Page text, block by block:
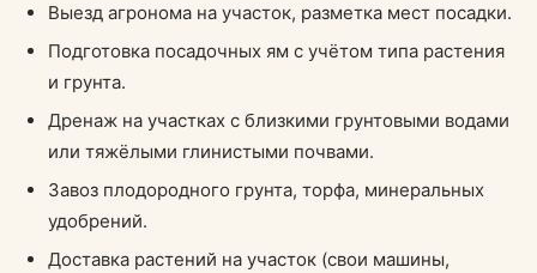
Выезд агронома на участок, разметка мест посадки.
Подготовка посадочных ям с учётом типа растения
и грунта.
Дренаж на участках с близкими грунтовыми водами
или тяжёлыми глинистыми почвами.
Завоз плодородного грунта, торфа, минеральных
удобрений.
Доставка растений на участок (свои машины,